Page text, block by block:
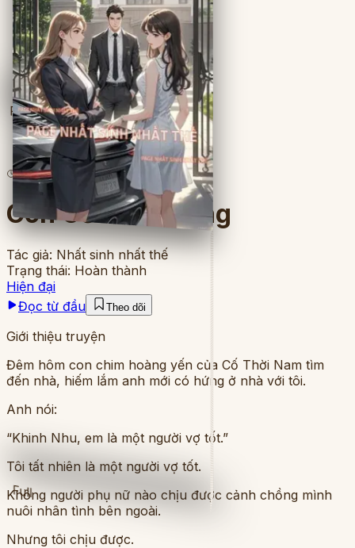
Full
Full
2lượt đọc · 8chương
Con Cờ Cuối Cùng
Tác giả: Nhất sinh nhất thế
Trạng thái: Hoàn thành
Hiện đại
Đọc từ đầu
Theo dõi
Giới thiệu truyện
Đêm hôm con chim hoàng yến của Cố Thời Nam tìm
đến nhà, hiếm lắm anh mới có hứng ở nhà với tôi.
Anh nói:
“Khinh Nhu, em là một người vợ tốt.”
Tôi tất nhiên là một người vợ tốt.
Không người phụ nữ nào chịu được cảnh chồng mình
nuôi nhân tình bên ngoài.
Nhưng tôi chịu được.